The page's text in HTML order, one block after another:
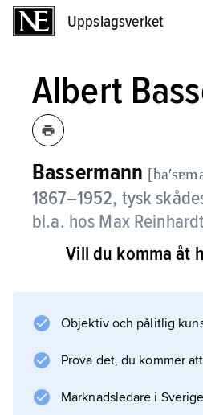
Uppslagsverket
Albert
Bassermann
1867–1952, tysk
bl.a. hos Max
Bassermann tolkade med
nazitiden verkade han
Information om
Vill du komma åt
Objektiv och pålitlig
Prova det, du kommer
Marknadsledare i